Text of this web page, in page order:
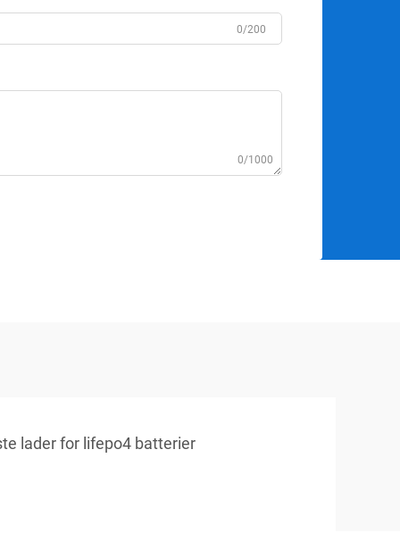
0/200
0/1000
lader for lifepo4 batterier